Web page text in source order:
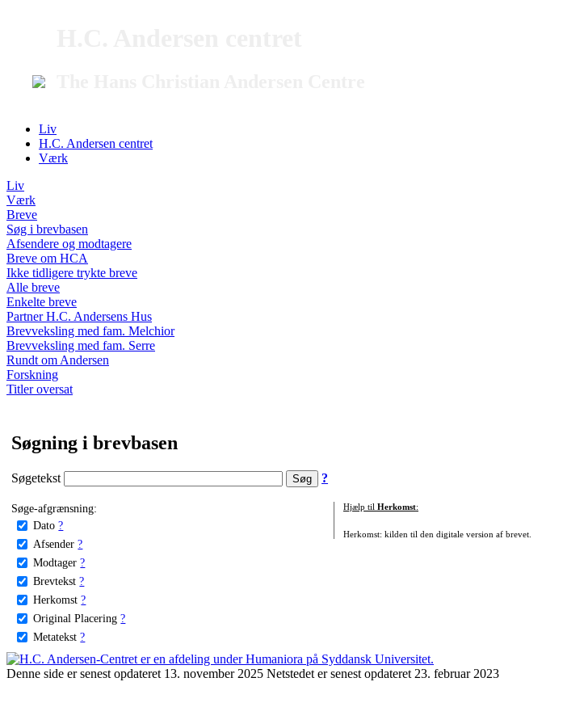
Liv
H.C. Andersen centret
Værk
Liv
Værk
Breve
Søg i brevbasen
Afsendere og modtagere
Breve om HCA
Ikke tidligere trykte breve
Alle breve
Enkelte breve
Partner H.C. Andersens Hus
Brevveksling med fam. Melchior
Brevveksling med fam. Serre
Rundt om Andersen
Forskning
Titler oversat
Søgning i brevbasen
Søgetekst ?
Søge-afgrænsning:
Dato ?
Afsender ?
Modtager ?
Brevtekst ?
Herkomst ?
Original Placering ?
Metatekst ?
Hjælp til Herkomst:
Herkomst: kilden til den digitale version af brevet.
Denne side er senest opdateret 13. november 2025 Netstedet er senest opdateret 23. februar 2023